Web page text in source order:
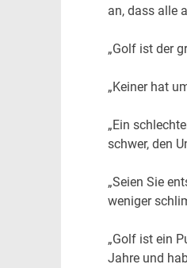
an, dass alle
„Golf ist der
„Keiner hat
„Ein
schwer, den
„Seien Sie
weniger
„Golf ist ein
Jahre und